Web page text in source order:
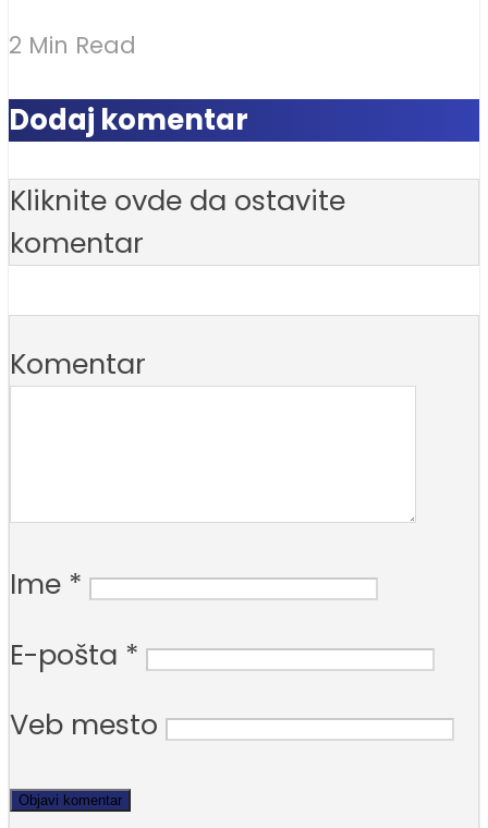
2 Min Read
Dodaj komentar
Kliknite ovde da ostavite
komentar
Komentar
Ime *
E-pošta *
Veb mesto